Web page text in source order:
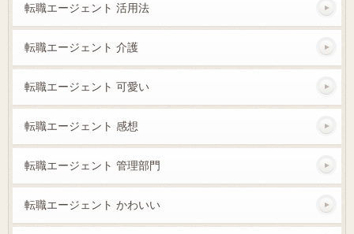
転職エージェント 活用法
転職エージェント 介護
転職エージェント 可愛い
転職エージェント 感想
転職エージェント 管理部門
転職エージェント かわいい